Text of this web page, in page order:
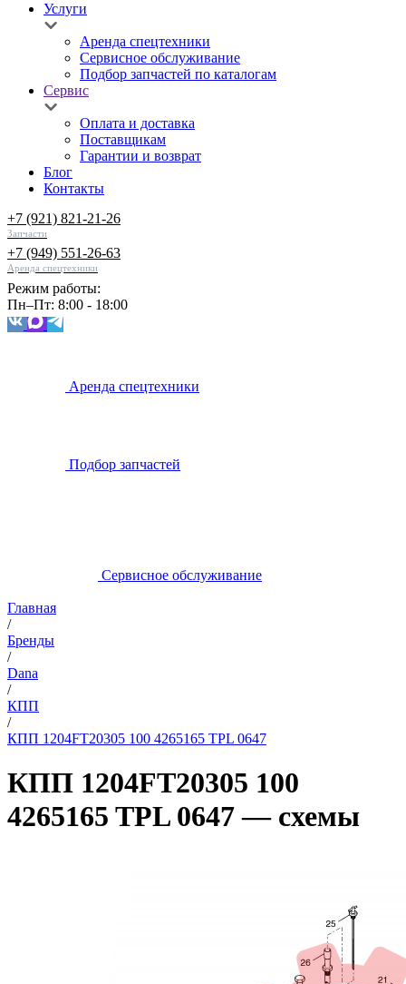
Услуги
Аренда спецтехники
Сервисное обслуживание
Подбор запчастей по каталогам
Сервис
Оплата и доставка
Поставщикам
Гарантии и возврат
Блог
Контакты
+7 (921) 821-21-26
Запчасти
+7 (949) 551-26-63
Аренда спецтехники
Режим работы:
Пн–Пт: 8:00 - 18:00
Аренда спецтехники
Подбор запчастей
Сервисное обслуживание
Главная
/
Бренды
/
Dana
/
КПП
/
КПП 1204FT20305 100 4265165 TPL 0647
КПП 1204FT20305 100
4265165 TPL 0647 — схемы